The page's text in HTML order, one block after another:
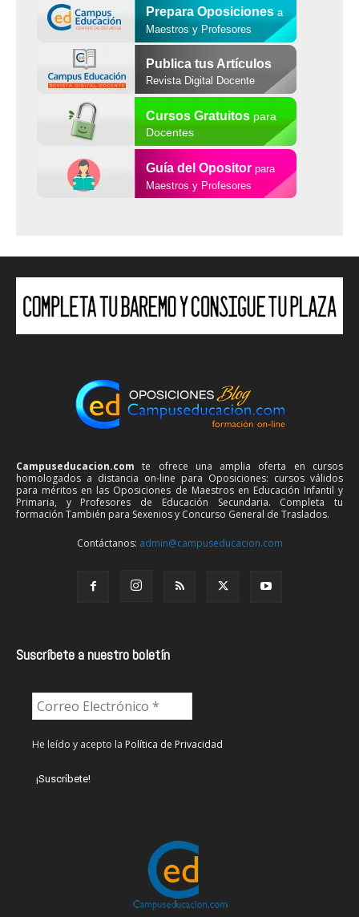
Prepara Oposiciones a
Maestros y Profesores
Publica tus Artículos
Revista Digital Docente
Cursos Gratuitospara
Docentes
Guía del Opositor para
Maestros y Profesores
Campuseducacion.com te ofrece una amplia oferta en cursos
homologados a distancia on-line para Oposiciones: cursos válidos
para méritos en las Oposiciones de Maestros en Educación Infantil y
Primaria, y Profesores de Educación Secundaria. Completa tu
formación También para Sexenios y Concurso General de Traslados.
Contáctanos: admin@campuseducacion.com
Suscríbete a nuestro boletín
He leído y acepto la Política de Privacidad